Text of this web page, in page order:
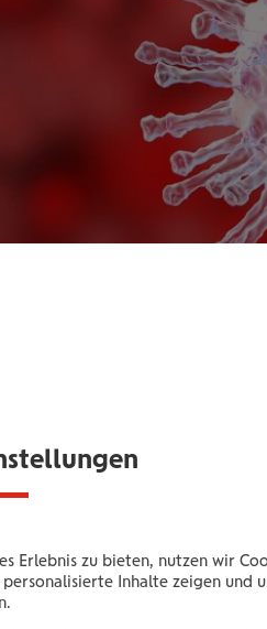
Long-
COVID-Erkrankung bei
Erlebnis zu bieten, nutzen wir
Inhalte zeigen und